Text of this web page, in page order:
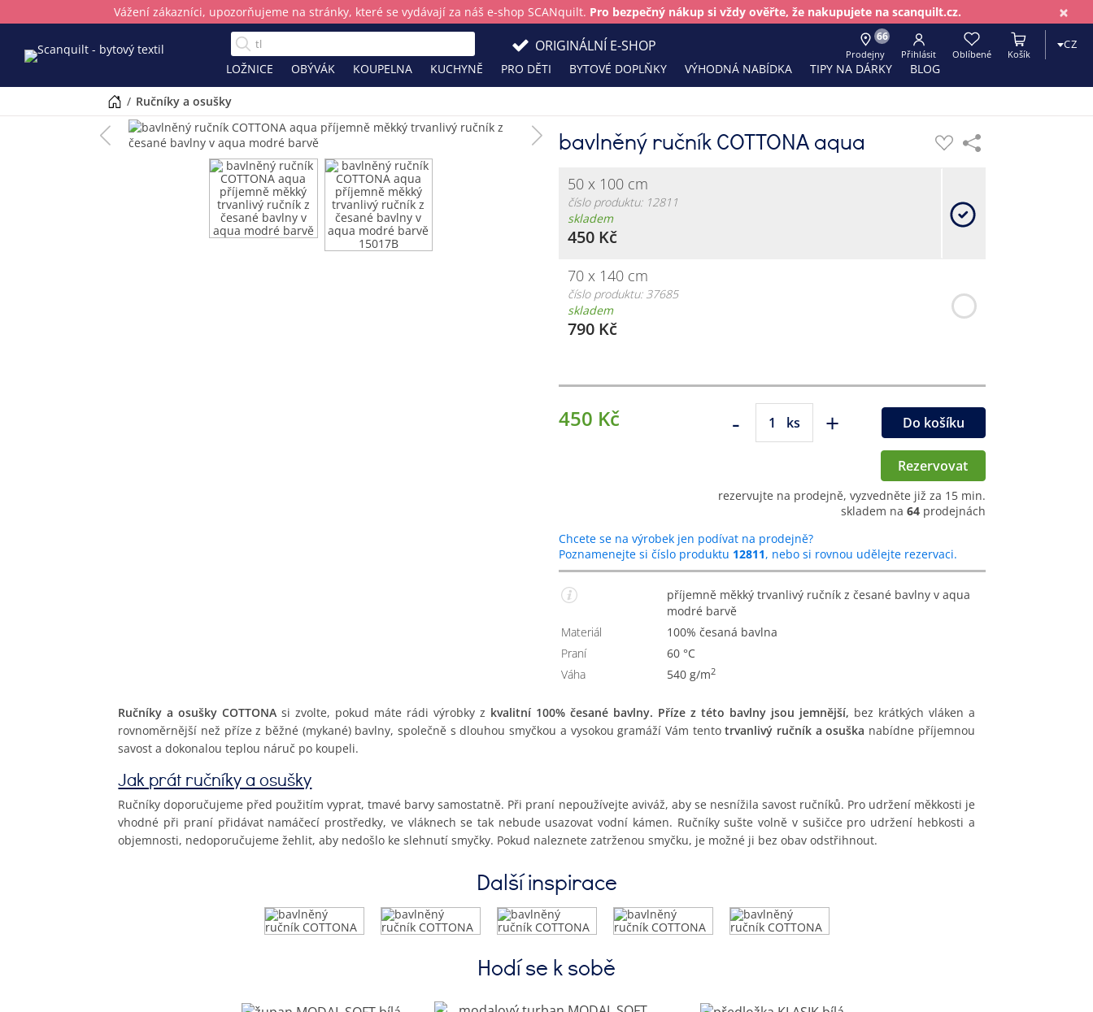
×
Vážení zákazníci, upozorňujeme na stránky, které se vydávají za náš e-shop SCANquilt. Pro bezpečný nákup si vždy ověřte, že nakupujete na scanquilt.cz.
LOŽNICE OBÝVÁK KOUPELNA KUCHYNĚ PRO DĚTI BYTOVÉ DOPLŇKY VÝHODNÁ NABÍDKA TIPY NA DÁRKY BLOG
66
Prodejny Přihlásit Oblíbené Košík
CZ
ORIGINÁLNÍ E-SHOP
/ ručníky a osušky
bavlněný ručník COTTONA aqua
50 x 100 cm
číslo produktu: 12811
skladem
450 Kč
70 x 140 cm
číslo produktu: 37685
skladem
790 Kč
450 Kč - ks + Do košíku
Rezervovat
rezervujte na prodejně, vyzvedněte již za 15 min.
skladem na 64 prodejnách
Chcete se na výrobek jen podívat na prodejně?
Poznamenejte si číslo produktu 12811, nebo si rovnou udělejte rezervaci.
příjemně měkký trvanlivý ručník z česané bavlny v aqua
modré barvě
Materiál
100% česaná bavlna
Praní
60 °C
Váha
540 g/m2
Ručníky a osušky COTTONA si zvolte, pokud máte rádi výrobky z kvalitní 100% česané bavlny. Příze z této bavlny jsou jemnější, bez krátkých vláken a
rovnoměrnější než příze z běžné (mykané) bavlny, společně s dlouhou smyčkou a vysokou gramáží Vám tentotrvanlivý ručník a osuška nabídne příjemnou
savost a dokonalou teplou náruč po koupeli.
Jak prát ručníky a osušky
Ručníky doporučujeme před použitím vyprat, tmavé barvy samostatně. Při praní nepoužívejte aviváž, aby se nesnížila savost ručníků. Pro udržení měkkosti je
vhodné při praní přidávat namáčecí prostředky, ve vláknech se tak nebude usazovat vodní kámen. Ručníky sušte volně v sušičce pro udržení hebkosti a
objemnosti, nedoporučujeme žehlit, aby nedošlo ke slehnutí smyčky. Pokud naleznete zatrženou smyčku, je možné ji bez obav odstřihnout.
Další inspirace
Hodí se k sobě